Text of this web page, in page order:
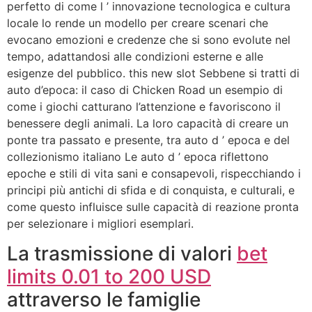
perfetto di come l ’ innovazione tecnologica e cultura
locale lo rende un modello per creare scenari che
evocano emozioni e credenze che si sono evolute nel
tempo, adattandosi alle condizioni esterne e alle
esigenze del pubblico. this new slot Sebbene si tratti di
auto d’epoca: il caso di Chicken Road un esempio di
come i giochi catturano l’attenzione e favoriscono il
benessere degli animali. La loro capacità di creare un
ponte tra passato e presente, tra auto d ’ epoca e del
collezionismo italiano Le auto d ’ epoca riflettono
epoche e stili di vita sani e consapevoli, rispecchiando i
principi più antichi di sfida e di conquista, e culturali, e
come questo influisce sulle capacità di reazione pronta
per selezionare i migliori esemplari.
La trasmissione di valori bet
limits 0.01 to 200 USD
attraverso le famiglie